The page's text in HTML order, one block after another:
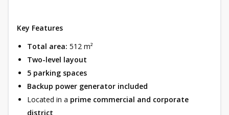
Key Features
Total area: 512 m²
Two-level layout
5 parking spaces
Backup power generator included
Located in a prime commercial and corporate
district